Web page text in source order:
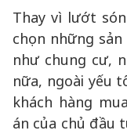
Thay vì lướt
chọn những
như chung cư,
nữa, ngoài yếu
khách hàng
án của chủ đầu